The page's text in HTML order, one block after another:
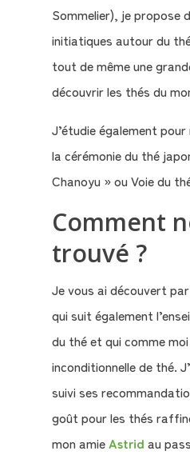
Qui
sommes-
nous
Témoignages
books
Boutique
Le
Blog
Contact
Sommelier), je propose
initiatiques autour du
tout de même une
découvrir les thés du
J’étudie également
la cérémonie du thé
Chanoyu » ou Voie du
Comment
trouvé ?
Je vous ai découvert
qui suit également
du thé et qui comme
inconditionnelle de thé.
suivi ses
goût pour les thés
mon amieAstrid au